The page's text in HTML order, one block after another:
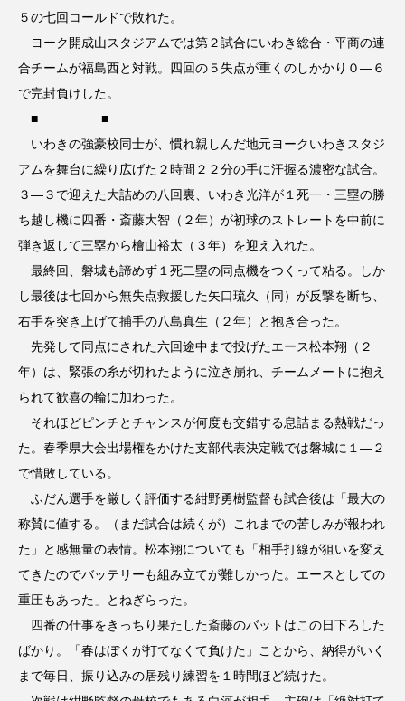
５の七回コールドで敗れた。
ヨーク開成山スタジアムでは第２試合にいわき総合・平商の連
合チームが福島西と対戦。四回の５失点が重くのしかかり０―６
で完封負けした。
■ ■
いわきの強豪校同士が、慣れ親しんだ地元ヨークいわきスタジ
アムを舞台に繰り広げた２時間２２分の手に汗握る濃密な試合。
３―３で迎えた大詰めの八回裏、いわき光洋が１死一・三塁の勝
ち越し機に四番・斎藤大智（２年）が初球のストレートを中前に
弾き返して三塁から檜山裕太（３年）を迎え入れた。
最終回、磐城も諦めず１死二塁の同点機をつくって粘る。しか
し最後は七回から無失点救援した矢口琉久（同）が反撃を断ち、
右手を突き上げて捕手の八島真生（２年）と抱き合った。
先発して同点にされた六回途中まで投げたエース松本翔（２
年）は、緊張の糸が切れたように泣き崩れ、チームメートに抱え
られて歓喜の輪に加わった。
それほどピンチとチャンスが何度も交錯する息詰まる熱戦だっ
た。春季県大会出場権をかけた支部代表決定戦では磐城に１―２
で惜敗している。
ふだん選手を厳しく評価する紺野勇樹監督も試合後は「最大の
称賛に値する。（まだ試合は続くが）これまでの苦しみが報われ
た」と感無量の表情。松本翔についても「相手打線が狙いを変え
てきたのでバッテリーも組み立てが難しかった。エースとしての
重圧もあった」とねぎらった。
四番の仕事をきっちり果たした斎藤のバットはこの日下ろした
ばかり。「春はぼくが打てなくて負けた」ことから、納得がいく
まで毎日、振り込みの居残り練習を１時間ほど続けた。